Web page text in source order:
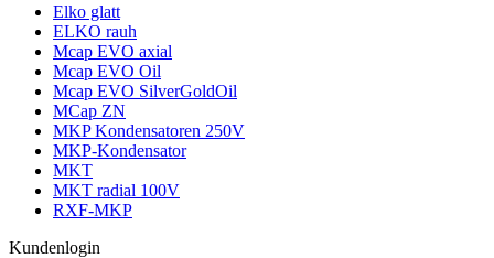
Elko glatt
ELKO rauh
Mcap EVO axial
Mcap EVO Oil
Mcap EVO SilverGoldOil
MCap ZN
MKP Kondensatoren 250V
MKP-Kondensator
MKT
MKT radial 100V
RXF-MKP
Kundenlogin